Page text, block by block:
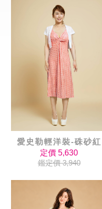
愛史勒輕洋裝-硃砂紅
定價 5,630
鑑定價 3,940